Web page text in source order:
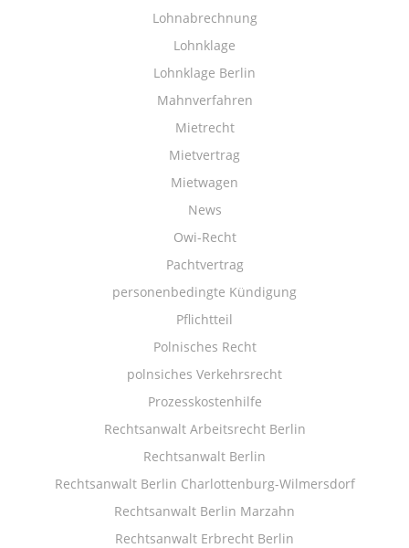
Lohnabrechnung
Lohnklage
Lohnklage Berlin
Mahnverfahren
Mietrecht
Mietvertrag
Mietwagen
News
Owi-Recht
Pachtvertrag
personenbedingte Kündigung
Pflichtteil
Polnisches Recht
polnsiches Verkehrsrecht
Prozesskostenhilfe
Rechtsanwalt Arbeitsrecht Berlin
Rechtsanwalt Berlin
Rechtsanwalt Berlin Charlottenburg-Wilmersdorf
Rechtsanwalt Berlin Marzahn
Rechtsanwalt Erbrecht Berlin